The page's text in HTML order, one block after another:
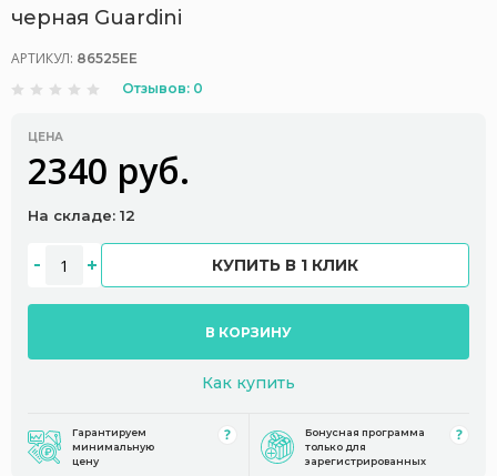
черная Guardini
АРТИКУЛ: 86525EE
Отзывов: 0
ЦЕНА
2340 руб.
На складе: 12
КУПИТЬ В 1 КЛИК
В КОРЗИНУ
Как купить
Гарантируем
минимальную
цену
Бонусная программа
только для
зарегистрированных